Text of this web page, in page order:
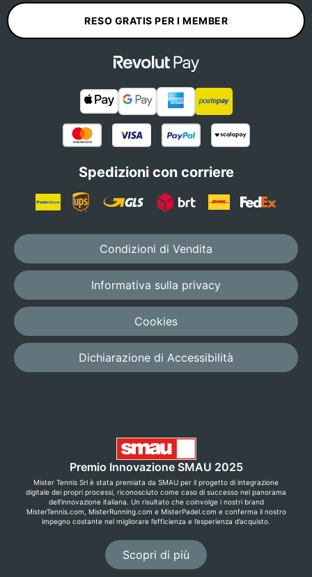
RESO GRATIS PER I MEMBER
Spedizioni con corriere
Condizioni di Vendita
Informativa sulla privacy
Cookies
Dichiarazione di Accessibilità
Premio Innovazione SMAU 2025
Mister Tennis Srl è stata premiata da SMAU per il progetto di integrazione
digitale dei propri processi, riconosciuto come caso di successo nel panorama
dell’innovazione italiana. Un risultato che coinvolge i nostri brand
MisterTennis.com, MisterRunning.com e MisterPadel.com e conferma il nostro
impegno costante nel migliorare l’efficienza e l’esperienza d’acquisto.
Scopri di più